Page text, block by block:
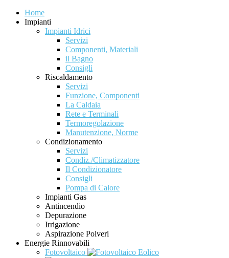
Home
Impianti
Impianti Idrici
Servizi
Componenti, Materiali
il Bagno
Consigli
Riscaldamento
Servizi
Funzione, Componenti
La Caldaia
Rete e Terminali
Termoregolazione
Manutenzione, Norme
Condizionamento
Servizi
Condiz./Climatizzatore
Il Condizionatore
Consigli
Pompa di Calore
Impianti Gas
Antincendio
Depurazione
Irrigazione
Aspirazione Polveri
Energie Rinnovabili
Fotovoltaico
Eolico